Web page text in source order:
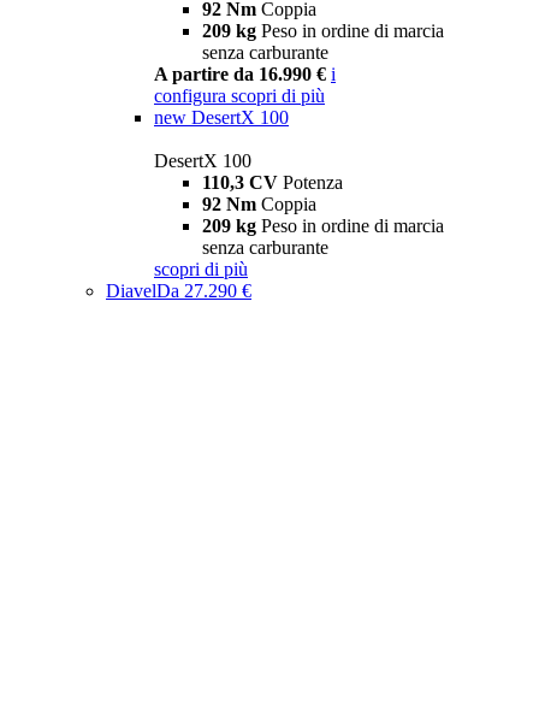
92 Nm Coppia
209 kg Peso in ordine di marcia
senza carburante
A partire da 16.990 € i
configura scopri di più
new DesertX 100
DesertX 100
110,3 CV Potenza
92 Nm Coppia
209 kg Peso in ordine di marcia
senza carburante
scopri di più
DiavelDa 27.290 €